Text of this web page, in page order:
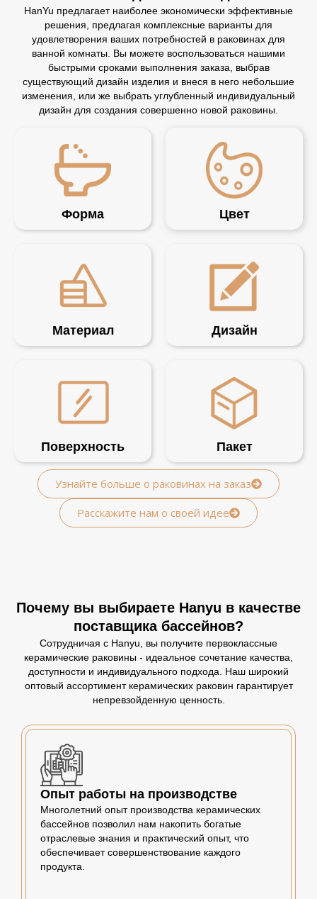
HanYu предлагает наиболее экономически эффективные
решения, предлагая комплексные варианты для
удовлетворения ваших потребностей в раковинах для
ванной комнаты. Вы можете воспользоваться нашими
быстрыми сроками выполнения заказа, выбрав
существующий дизайн изделия и внеся в него небольшие
изменения, или же выбрать углубленный индивидуальный
дизайн для создания совершенно новой раковины.
Форма Цвет
Материал Дизайн
Поверхность Пакет
Узнайте больше о раковинах на заказ
Расскажите нам о своей идее
Почему вы выбираете Hanyu в качестве
поставщика бассейнов?
Сотрудничая с Hanyu, вы получите первоклассные
керамические раковины - идеальное сочетание качества,
доступности и индивидуального подхода. Наш широкий
оптовый ассортимент керамических раковин гарантирует
непревзойденную ценность.
Опыт работы на производстве
Многолетний опыт производства керамических
бассейнов позволил нам накопить богатые
отраслевые знания и практический опыт, что
обеспечивает совершенствование каждого
продукта.